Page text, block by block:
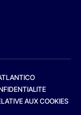
AUX COOKIES